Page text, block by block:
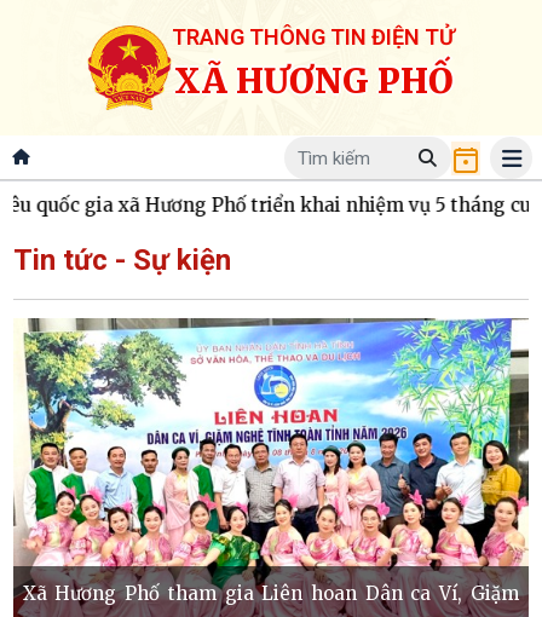
TRANG THÔNG TIN ĐIỆN TỬ
XÃ HƯƠNG PHỐ
gia xã Hương Phố triển khai nhiệm vụ 5 tháng cuối
Tin tức - Sự kiện
Xã Hương Phố tham gia Liên hoan Dân ca Ví, Giặm